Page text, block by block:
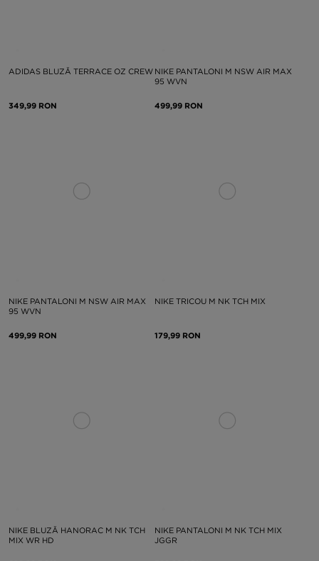
ADIDAS BLUZĂ TERRACE OZ CREW
349,99 RON
NIKE PANTALONI M NSW AIR MAX
95 WVN
499,99 RON
NIKE PANTALONI M NSW AIR MAX
95 WVN
499,99 RON
NIKE TRICOU M NK TCH MIX
179,99 RON
NIKE BLUZĂ HANORAC M NK TCH
MIX WR HD
NIKE PANTALONI M NK TCH MIX
JGGR